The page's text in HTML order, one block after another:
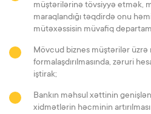
müştərilərinə tövsiyyə etmək,
maraqlandığı təqdirdə onu
mütəxəssisin müvafiq
Mövcud biznes müştərilər üzrə
formalaşdırılmasında, zəruri
iştirak;
Bankın məhsul xəttinin
xidmətlərin həcminin